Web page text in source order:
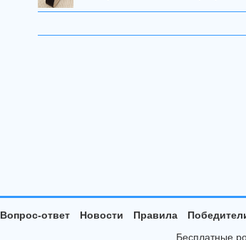
Вопрос-ответ Новости Правила
Бесплатные